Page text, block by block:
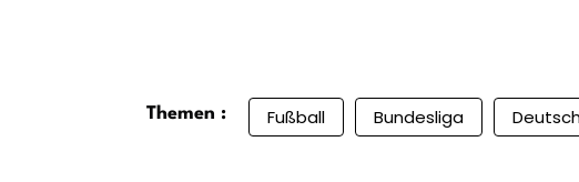
Themen : Fußball Bundesliga